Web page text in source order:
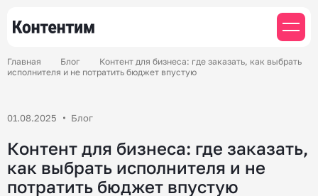
Главная Блог
Контент для бизнеса: где заказать, как выбрать
исполнителя и не потратить бюджет впустую
01.08.2025 Блог
Контент для бизнеса: где заказать,
как выбрать исполнителя и не
потратить бюджет впустую